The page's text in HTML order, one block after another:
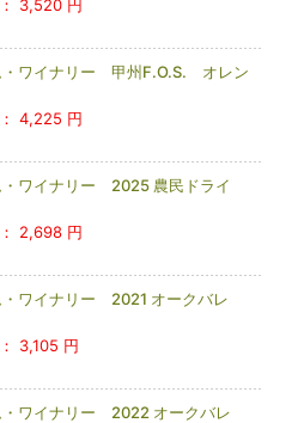
3,520 円
・ワイナリー 甲州F.O.S. オレン
4,225 円
・ワイナリー 2025 農民ドライ
2,698 円
・ワイナリー 2021 オークバレ
3,105 円
・ワイナリー 2022 オークバレ